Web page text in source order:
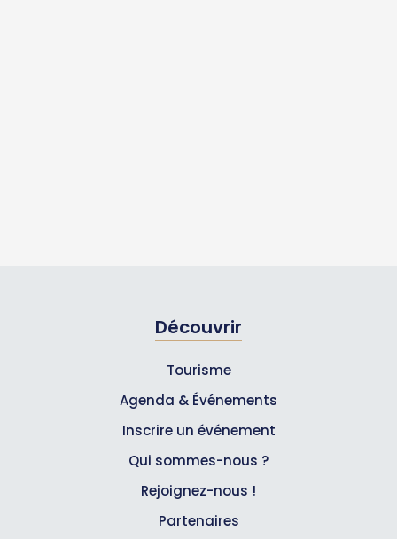
Découvrir
Tourisme
Agenda & Événements
Inscrire un événement
Qui sommes-nous ?
Rejoignez-nous !
Partenaires